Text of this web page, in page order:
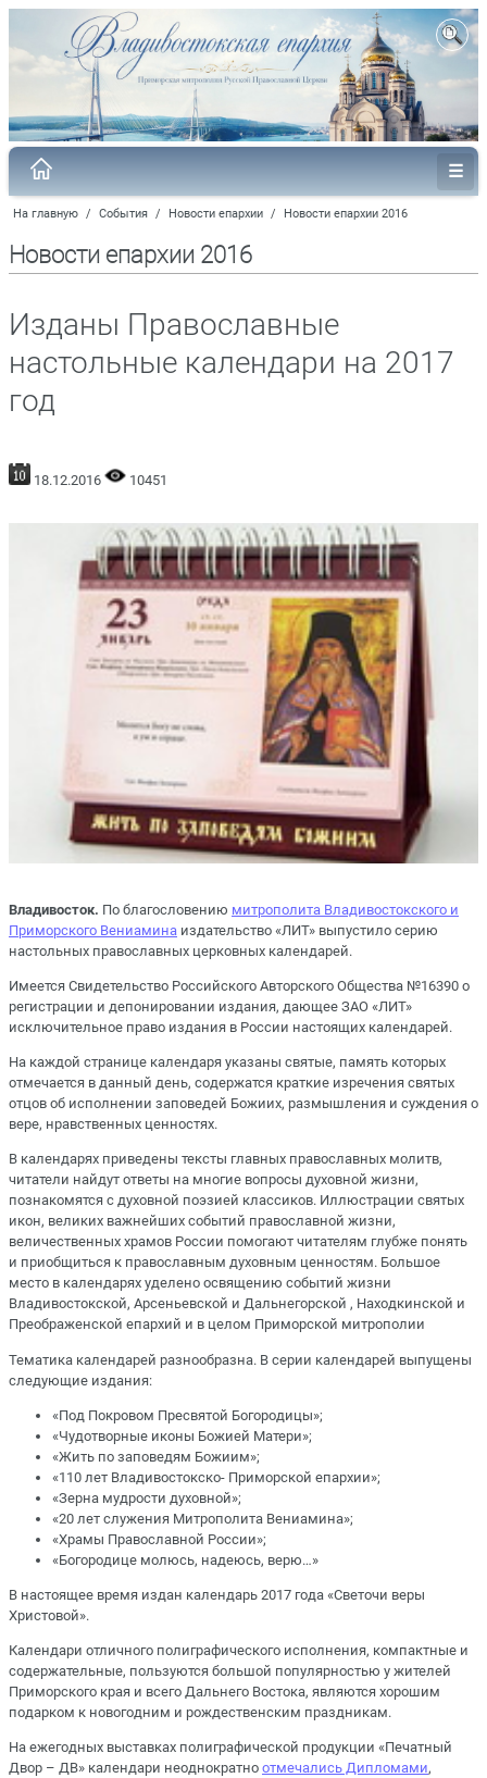
На главную / События / Новости епархии / Новости епархии 2016
Новости епархии 2016
Изданы Православные
настольные календари на 2017
год
18.12.2016 10451
Владивосток. По благословению митрополита Владивостокского и
Приморского Вениамина издательство «ЛИТ» выпустило серию
настольных православных церковных календарей.
Имеется Свидетельство Российского Авторского Общества №16390 о
регистрации и депонировании издания, дающее ЗАО «ЛИТ»
исключительное право издания в России настоящих календарей.
На каждой странице календаря указаны святые, память которых
отмечается в данный день, содержатся краткие изречения святых
отцов об исполнении заповедей Божиих, размышления и суждения о
вере, нравственных ценностях.
В календарях приведены тексты главных православных молитв,
читатели найдут ответы на многие вопросы духовной жизни,
познакомятся с духовной поэзией классиков. Иллюстрации святых
икон, великих важнейших событий православной жизни,
величественных храмов России помогают читателям глубже понять
и приобщиться к православным духовным ценностям. Большое
место в календарях уделено освящению событий жизни
Владивостокской, Арсеньевской и Дальнегорской , Находкинской и
Преображенской епархий и в целом Приморской митрополии
Тематика календарей разнообразна. В серии календарей выпущены
следующие издания:
«Под Покровом Пресвятой Богородицы»;
«Чудотворные иконы Божией Матери»;
«Жить по заповедям Божиим»;
«110 лет Владивостокско- Приморской епархии»;
«Зерна мудрости духовной»;
«20 лет служения Митрополита Вениамина»;
«Храмы Православной России»;
«Богородице молюсь, надеюсь, верю…»
В настоящее время издан календарь 2017 года «Светочи веры
Христовой».
Календари отличного полиграфического исполнения, компактные и
содержательные, пользуются большой популярностью у жителей
Приморского края и всего Дальнего Востока, являются хорошим
подарком к новогодним и рождественским праздникам.
На ежегодных выставках полиграфической продукции «Печатный
Двор – ДВ» календари неоднократно отмечались Дипломами,